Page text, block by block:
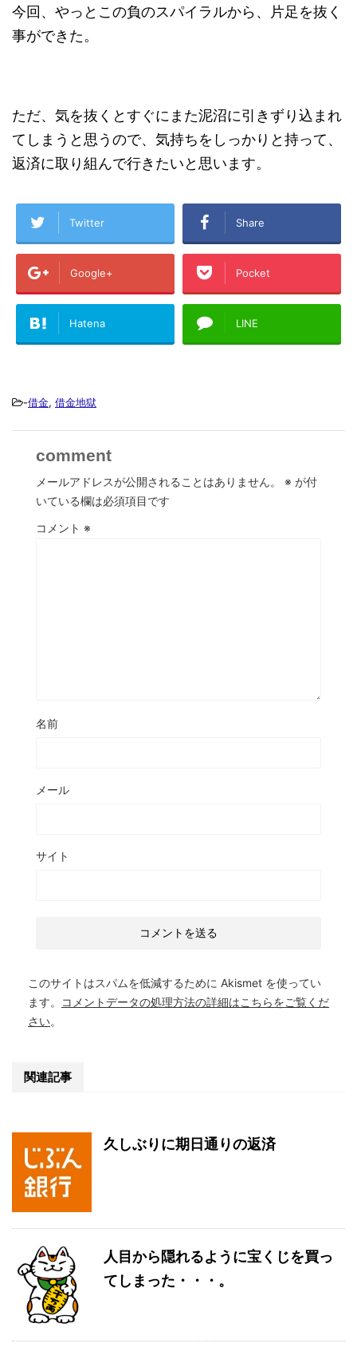
今回、やっとこの負のスパイラルから、片足を抜く
事ができた。
ただ、気を抜くとすぐにまた泥沼に引きずり込まれ
てしまうと思うので、気持ちをしっかりと持って、
返済に取り組んで行きたいと思います。
Twitter Share
Google+ Pocket
Hatena LINE
-借金, 借金地獄
comment
メールアドレスが公開されることはありません。 ※ が付
いている欄は必須項目です
コメント ※
名前
メール
サイト
このサイトはスパムを低減するために Akismet を使ってい
ます。
コメントデータの処理方法の詳細はこちらをご覧くだ
さい。
関連記事
久しぶりに期日通りの返済
人目から隠れるように宝くじを買っ
てしまった・・・。